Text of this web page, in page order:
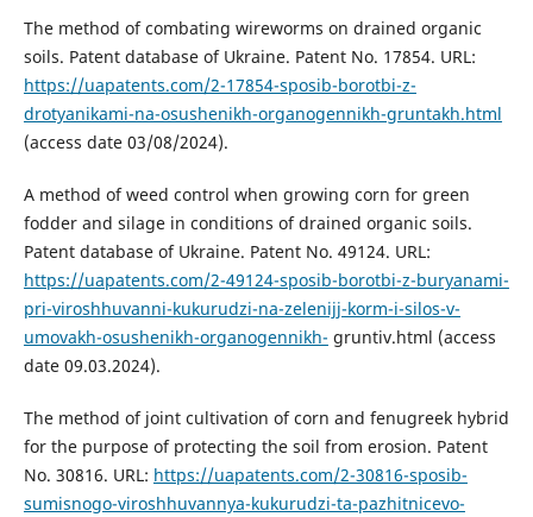
The method of combating wireworms on drained organic
soils. Patent database of Ukraine. Patent No. 17854. URL:
https://uapatents.com/2-17854-sposib-borotbi-z-
drotyanikami-na-osushenikh-organogennikh-gruntakh.html
(access date 03/08/2024).
A method of weed control when growing corn for green
fodder and silage in conditions of drained organic soils.
Patent database of Ukraine. Patent No. 49124. URL:
https://uapatents.com/2-49124-sposib-borotbi-z-buryanami-
pri-viroshhuvanni-kukurudzi-na-zelenijj-korm-i-silos-v-
umovakh-osushenikh-organogennikh- gruntiv.html (access
date 09.03.2024).
The method of joint cultivation of corn and fenugreek hybrid
for the purpose of protecting the soil from erosion. Patent
No. 30816. URL: https://uapatents.com/2-30816-sposib-
sumisnogo-viroshhuvannya-kukurudzi-ta-pazhitnicevo-